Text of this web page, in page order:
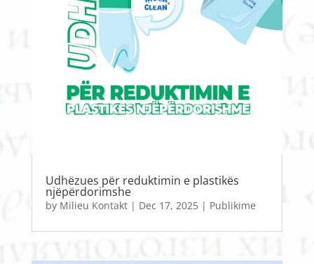
Udhëzues për reduktimin e plastikës
njëpërdorimshe
by Milieu Kontakt| Dec 17, 2025| Publikime